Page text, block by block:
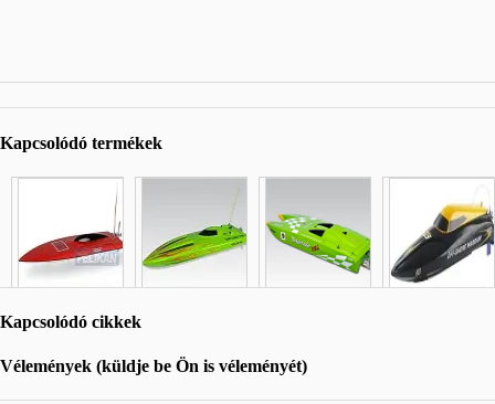
Kapcsolódó termékek
Kapcsolódó cikkek
Vélemények (küldje be Ön is véleményét)